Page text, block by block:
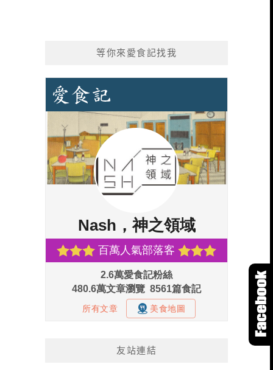
等你來愛食記找我
友站連結